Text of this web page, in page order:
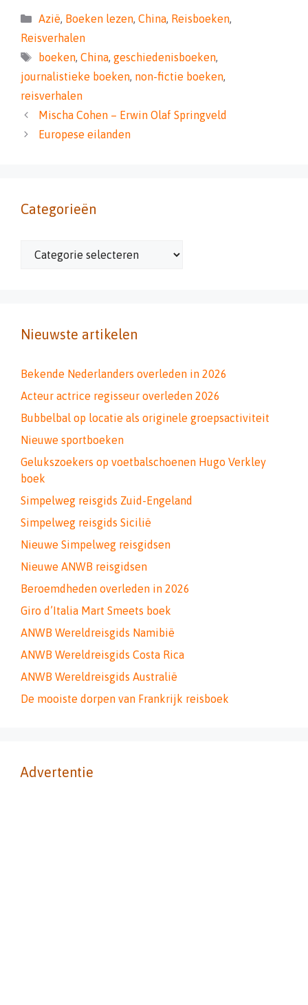
Categorieën
Azië Boeken lezen, China, Reisboeken,
Reisverhalen
Tags
boeken, China, geschiedenisboeken,
journalistieke boeken non-fictie boeken
reisverhalen
Mischa Cohen – Erwin Olaf Springveld
Europese eilanden
Categorieën
Nieuwste artikelen
Bekende Nederlanders overleden in 2026
Acteur actrice regisseur overleden 2026
Bubbelbal op locatie als originele groepsactiviteit
Nieuwe sportboeken
Gelukszoekers op voetbalschoenen Hugo Verkley
boek
Simpelweg reisgids Zuid-Engeland
Simpelweg reisgids Sicilië
Nieuwe Simpelweg reisgidsen
Nieuwe ANWB reisgidsen
Beroemdheden overleden in 2026
Giro d’Italia Mart Smeets boek
ANWB Wereldreisgids Namibië
ANWB Wereldreisgids Costa Rica
ANWB Wereldreisgids Australië
De mooiste dorpen van Frankrijk reisboek
Advertentie